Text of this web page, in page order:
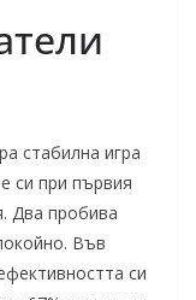
стабилна игра
си при първия
Два пробива
Във
си